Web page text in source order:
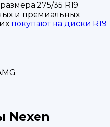
275/35 R19
и премиальных
покупают на диски R19
Nexen